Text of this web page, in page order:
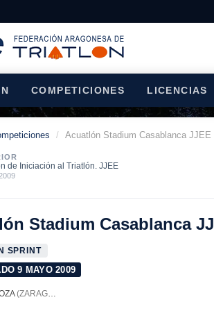
COMPETICIONES LICENCIAS
/ Acuatlón Stadium Casablanca JJEE
de Iniciación al Triatlón. JJEE
Stadium Casablanca
SPRINT
9 MAYO 2009
(ZARAGOZA)